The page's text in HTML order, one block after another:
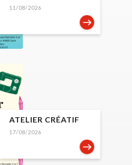
11/08/2026
17/08/2026
ATELIER CRÉATIF